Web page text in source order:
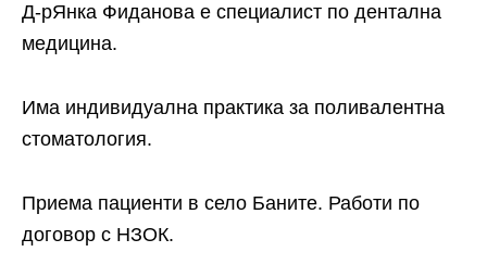
Д-рЯнка Фиданова е специалист по дентална
медицина.
Има индивидуална практика за поливалентна
стоматология.
Приема пациенти в село Баните. Работи по
договор с НЗОК.